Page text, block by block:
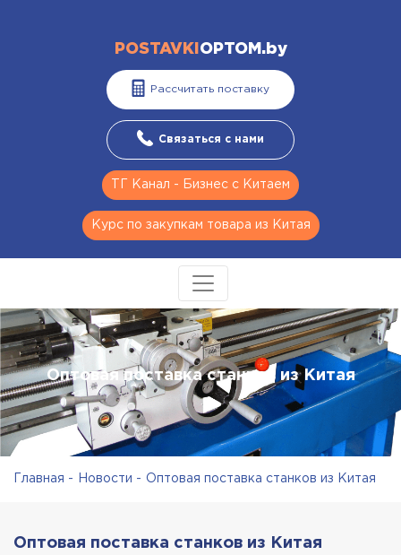
POSTAVKI OPTOM.by
Рассчитать поставку
Связаться с нами
ТГ Канал - Бизнес с Китаем
Курс по закупкам товара из Китая
Оптовая поставка станков из Китая
Главная Новости Оптовая поставка станков из Китая
Оптовая поставка станков из Китая